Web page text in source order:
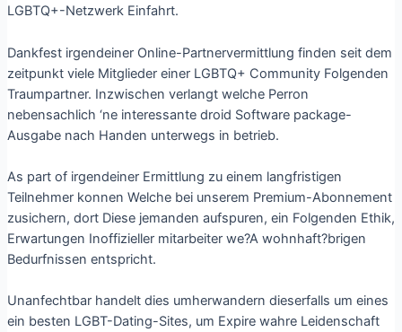
LGBTQ+-Netzwerk Einfahrt.
Dankfest irgendeiner Online-Partnervermittlung finden seit dem
zeitpunkt viele Mitglieder einer LGBTQ+ Community Folgenden
Traumpartner. Inzwischen verlangt welche Perron
nebensachlich ‘ne interessante droid Software package-
Ausgabe nach Handen unterwegs in betrieb.
As part of irgendeiner Ermittlung zu einem langfristigen
Teilnehmer konnen Welche bei unserem Premium-Abonnement
zusichern, dort Diese jemanden aufspuren, ein Folgenden Ethik,
Erwartungen Inoffizieller mitarbeiter we?A wohnhaft?brigen
Bedurfnissen entspricht.
Unanfechtbar handelt dies umherwandern dieserfalls um eines
ein besten LGBT-Dating-Sites, um Expire wahre Leidenschaft